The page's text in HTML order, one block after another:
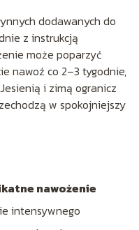
dodawanych do
z instrukcją
może poparzyć
nawoź co 2–3 tygodnie,
i zimą ogranicz
w spokojniejszy
nawożenie
intensywnego